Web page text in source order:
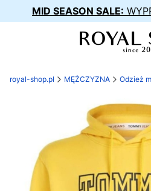
MID SEASON SALE:
royal-shop.pl MĘŻCZYZNA Odzież